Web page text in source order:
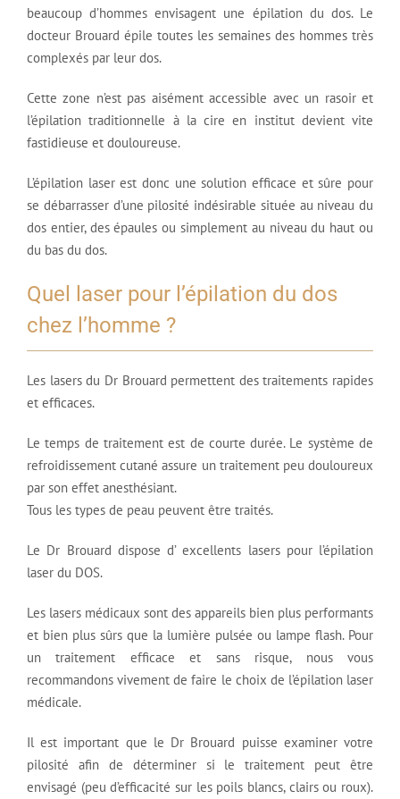
beaucoup d’hommes envisagent une épilation du dos. Le
docteur Brouard épile toutes les semaines des hommes très
complexés par leur dos.
Cette zone n’est pas aisément accessible avec un rasoir et
l’épilation traditionnelle à la cire en institut devient vite
fastidieuse et douloureuse.
L’épilation laser est donc une solution efficace et sûre pour
se débarrasser d’une pilosité indésirable située au niveau du
dos entier, des épaules ou simplement au niveau du haut ou
du bas du dos.
Quel laser pour l’épilation du dos
chez l’homme ?
Les lasers du Dr Brouard permettent des traitements rapides
et efficaces.
Le temps de traitement est de courte durée. Le système de
refroidissement cutané assure un traitement peu douloureux
par son effet anesthésiant.
Tous les types de peau peuvent être traités.
Le Dr Brouard dispose d’ excellents lasers pour l’épilation
laser du DOS.
Les lasers médicaux sont des appareils bien plus performants
et bien plus sûrs que la lumière pulsée ou lampe flash. Pour
un traitement efficace et sans risque, nous vous
recommandons vivement de faire le choix de l’épilation laser
médicale.
Il est important que le Dr Brouard puisse examiner votre
pilosité afin de déterminer si le traitement peut être
envisagé (peu d’efficacité sur les poils blancs, clairs ou roux).